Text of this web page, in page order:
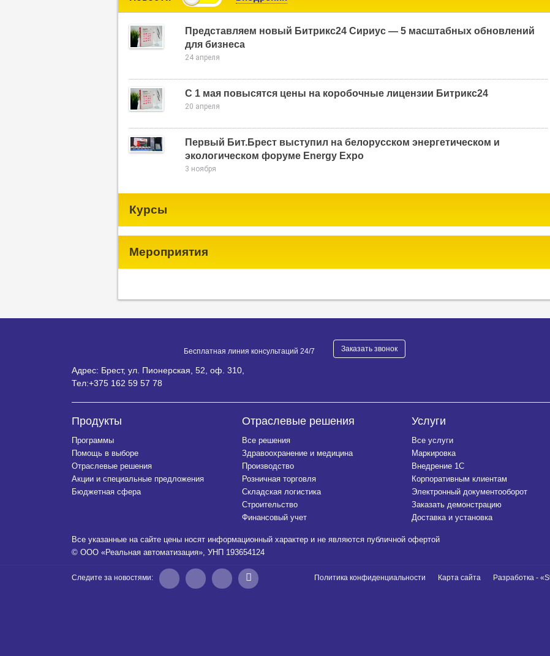
Представляем новый Битрикс24 Сириус — 5 масштабных обновлений
для бизнеса
24 апреля
С 1 мая повысятся цены на коробочные лицензии Битрикс24
20 апреля
Первый Бит.Брест выступил на белорусском энергетическом и
экологическом форуме Energy Expo
3 ноября
Курсы
Мероприятия
Бесплатная линия консультаций 24/7 Заказать звонок
Адрес: Брест, ул. Пионерская, 52, оф. 310,
Тел:+375 162 59 57 78
Продукты
Программы
Помощь в выборе
Отраслевые решения
Акции и специальные предложения
Бюджетная сфера
Отраслевые решения
Все решения
Здравоохранение и медицина
Производство
Розничная торговля
Складская логистика
Строительство
Финансовый учет
Услуги
Все услуги
Маркировка
Внедрение 1С
Корпоративным клиентам
Электронный документооборот
Заказать демонстрацию
Доставка и установка
Все указанные на сайте цены носят информационный характер и не являются публичной офертой
© ООО «Реальная автоматизация», УНП 193654124
Следите за новостями: Разработка -
Карта сайта
Политика конфиденциальности